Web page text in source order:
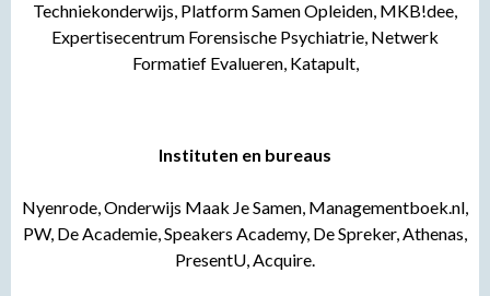
Techniekonderwijs, Platform Samen Opleiden, MKB!dee,
Expertisecentrum Forensische Psychiatrie, Netwerk
Formatief Evalueren, Katapult,
Instituten en bureaus
Nyenrode, Onderwijs Maak Je Samen, Managementboek.nl,
PW, De Academie, Speakers Academy, De Spreker, Athenas,
PresentU, Acquire.